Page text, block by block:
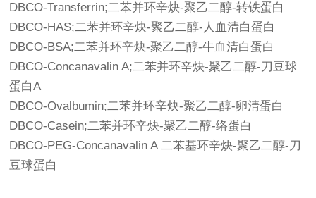
DBCO-Transferrin;二苯并环辛炔-聚乙二醇-转铁蛋白
DBCO-HAS;二苯并环辛炔-聚乙二醇-人血清白蛋白
DBCO-BSA;二苯并环辛炔-聚乙二醇-牛血清白蛋白
DBCO-Concanavalin A;二苯并环辛炔-聚乙二醇-刀豆球
蛋白A
DBCO-Ovalbumin;二苯并环辛炔-聚乙二醇-卵清蛋白
DBCO-Casein;二苯并环辛炔-聚乙二醇-络蛋白
DBCO-PEG-Concanavalin A 二苯基环辛炔-聚乙二醇-刀
豆球蛋白